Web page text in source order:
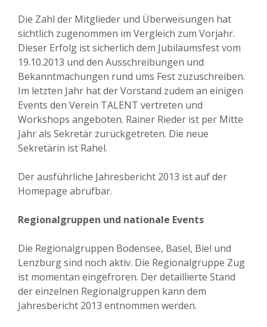
Die Zahl der Mitglieder und Überweisungen hat
sichtlich zugenommen im Vergleich zum Vorjahr.
Dieser Erfolg ist sicherlich dem Jubiläumsfest vom
19.10.2013 und den Ausschreibungen und
Bekanntmachungen rund ums Fest zuzuschreiben.
Im letzten Jahr hat der Vorstand zudem an einigen
Events den Verein TALENT vertreten und
Workshops angeboten. Rainer Rieder ist per Mitte
Jahr als Sekretär zurückgetreten. Die neue
Sekretärin ist Rahel.
Der ausführliche Jahresbericht 2013 ist auf der
Homepage abrufbar.
Regionalgruppen und nationale Events
Die Regionalgruppen Bodensee, Basel, Biel und
Lenzburg sind noch aktiv. Die Regionalgruppe Zug
ist momentan eingefroren. Der detaillierte Stand
der einzelnen Regionalgruppen kann dem
Jahresbericht 2013 entnommen werden.